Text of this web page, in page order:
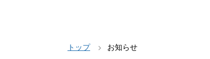
トップ お知らせ